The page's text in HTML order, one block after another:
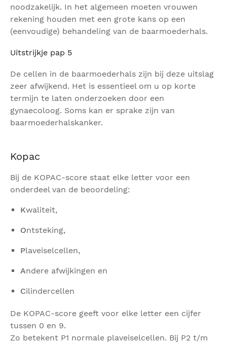
noodzakelijk. In het algemeen moeten vrouwen
rekening houden met een grote kans op een
(eenvoudige) behandeling van de baarmoederhals.
Uitstrijkje pap 5
De cellen in de baarmoederhals zijn bij deze uitslag
zeer afwijkend. Het is essentieel om u op korte
termijn te laten onderzoeken door een
gynaecoloog. Soms kan er sprake zijn van
baarmoederhalskanker.
Kopac
Bij de KOPAC-score staat elke letter voor een
onderdeel van de beoordeling:
Kwaliteit,
Ontsteking,
Plaveiselcellen,
Andere afwijkingen en
Cilindercellen
De KOPAC-score geeft voor elke letter een cijfer
tussen 0 en 9.
Zo betekent P1 normale plaveiselcellen. Bij P2 t/m